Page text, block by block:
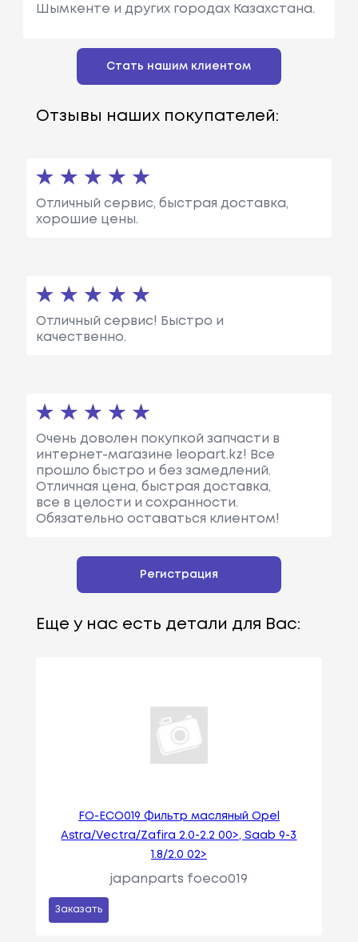
Шымкенте и других городах Казахстана.
Стать нашим клиентом
Отзывы наших покупателей:
Отличный сервис, быстрая доставка,
хорошие цены.
Отличный сервис! Быстро и
качественно.
Очень доволен покупкой запчасти в
интернет-магазине leopart.kz! Все
прошло быстро и без замедлений.
Отличная цена, быстрая доставка,
все в целости и сохранности.
Обязательно оставаться клиентом!
Регистрация
Еще у нас есть детали для Вас:
FO-ECO019 Фильтр масляный Opel
Astra/Vectra/Zafira 2.0-2.2 00>, Saab 9-3
1.8/2.0 02>
japanparts foeco019
Заказать